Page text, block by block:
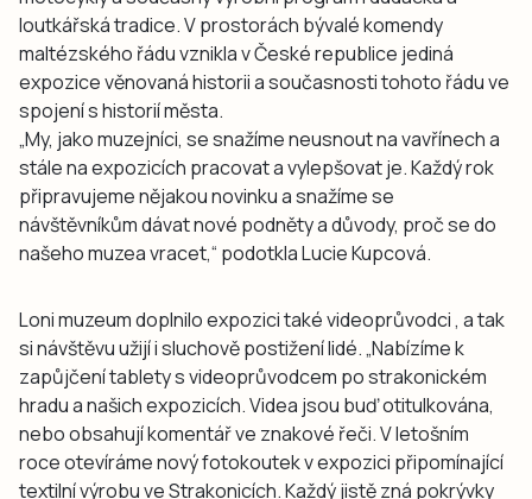
loutkářská tradice. V prostorách bývalé komendy
maltézského řádu vznikla v České republice jediná
expozice věnovaná historii a současnosti tohoto řádu ve
spojení s historií města.
„My, jako muzejníci, se snažíme neusnout na vavřínech a
stále na expozicích pracovat a vylepšovat je. Každý rok
připravujeme nějakou novinku a snažíme se
návštěvníkům dávat nové podněty a důvody, proč se do
našeho muzea vracet,“ podotkla Lucie Kupcová.
Loni muzeum doplnilo expozici také videoprůvodci , a tak
si návštěvu užijí i sluchově postižení lidé. „Nabízíme k
zapůjčení tablety s videoprůvodcem po strakonickém
hradu a našich expozicích. Videa jsou buď otitulkována,
nebo obsahují komentář ve znakové řeči. V letošním
roce otevíráme nový fotokoutek v expozici připomínající
textilní výrobu ve Strakonicích. Každý jistě zná pokrývky